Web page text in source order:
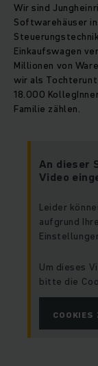
Wir sind
Softwarehäuser
Einkaufswagen
Millionen von
wir als
18.000
Familie zählen.
An dieser
Video
Leider
aufgrund
Um dieses
bitte die
COOKIES